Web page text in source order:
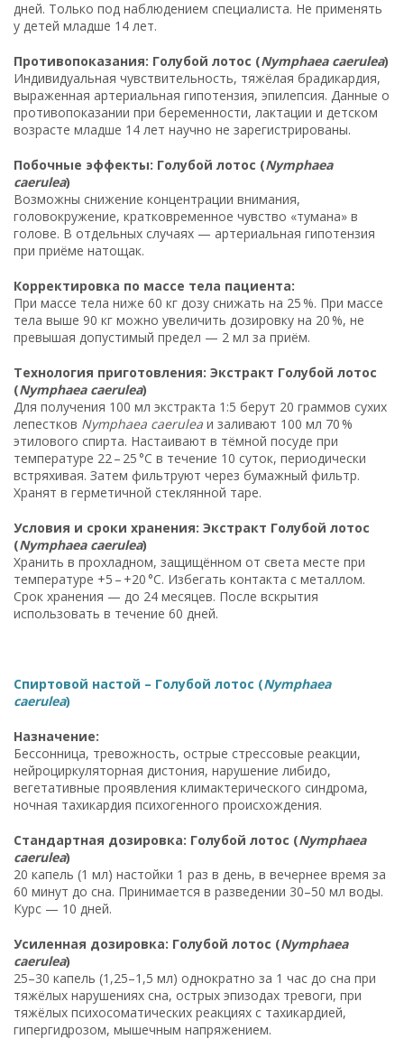
дней. Только под наблюдением специалиста. Не применять
у детей младше 14 лет.
Противопоказания: Голубой лотос (Nymphaea caerulea)
Индивидуальная чувствительность, тяжёлая брадикардия,
выраженная артериальная гипотензия, эпилепсия. Данные о
противопоказании при беременности, лактации и детском
возрасте младше 14 лет научно не зарегистрированы.
Побочные эффекты: Голубой лотос (Nymphaea
caerulea)
Возможны снижение концентрации внимания,
головокружение, кратковременное чувство «тумана» в
голове. В отдельных случаях — артериальная гипотензия
при приёме натощак.
Корректировка по массе тела пациента:
При массе тела ниже 60 кг дозу снижать на 25 %. При массе
тела выше 90 кг можно увеличить дозировку на 20 %, не
превышая допустимый предел — 2 мл за приём.
Технология приготовления: Экстракт Голубой лотос
(Nymphaea caerulea)
Для получения 100 мл экстракта 1:5 берут 20 граммов сухих
лепестков Nymphaea caerulea и заливают 100 мл 70 %
этилового спирта. Настаивают в тёмной посуде при
температуре 22 – 25 °C в течение 10 суток, периодически
встряхивая. Затем фильтруют через бумажный фильтр.
Хранят в герметичной стеклянной таре.
Условия и сроки хранения: Экстракт Голубой лотос
(Nymphaea caerulea)
Хранить в прохладном, защищённом от света месте при
температуре +5 – +20 °C. Избегать контакта с металлом.
Срок хранения — до 24 месяцев. После вскрытия
использовать в течение 60 дней.
Спиртовой настой – Голубой лотос (Nymphaea
caerulea)
Назначение:
Бессонница, тревожность, острые стрессовые реакции,
нейроциркуляторная дистония, нарушение либидо,
вегетативные проявления климактерического синдрома,
ночная тахикардия психогенного происхождения.
Стандартная дозировка: Голубой лотос (Nymphaea
caerulea)
20 капель (1 мл) настойки 1 раз в день, в вечернее время за
60 минут до сна. Принимается в разведении 30–50 мл воды.
Курс — 10 дней.
Усиленная дозировка: Голубой лотос (Nymphaea
caerulea)
25–30 капель (1,25–1,5 мл) однократно за 1 час до сна при
тяжёлых нарушениях сна, острых эпизодах тревоги, при
тяжёлых психосоматических реакциях с тахикардией,
гипергидрозом, мышечным напряжением.